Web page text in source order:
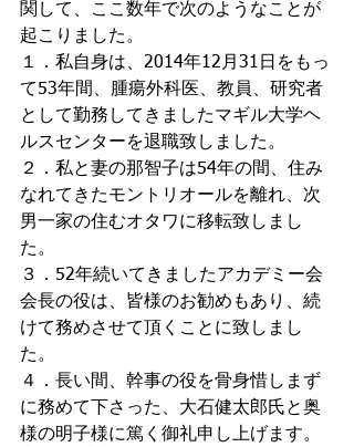
関して、ここ数年で次のようなことが
起こりました。
１．私自身は、2014年12月31日をもっ
て53年間、腫瘍外科医、教員、研究者
として勤務してきましたマギル大学ヘ
ルスセンターを退職致しました。
２．私と妻の那智子は54年の間、住み
なれてきたモントリオールを離れ、次
男一家の住むオタワに移転致しまし
た。
３．52年続いてきましたアカデミー会
会長の役は、皆様のお勧めもあり、続
けて務めさせて頂くことに致しまし
た。
４．長い間、幹事の役を骨身惜しまず
に務めて下さった、大石健太郎氏と奥
様の明子様に篤く御礼申し上げます。